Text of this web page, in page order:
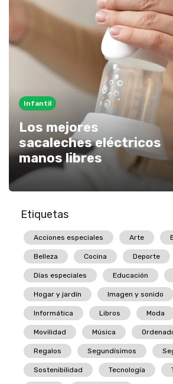
Infantil
Los mejores
sacaleches eléctricos
manos libres
Etiquetas
Acciones especiales Arte
Belleza Cocina Deporte
Días especiales Educación
Hogar y jardín Imagen y sonido
Informática Libros Moda
Movilidad Música
Regalos Segundísimos
Sostenibilidad Tecnología